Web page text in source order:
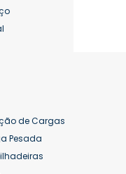
Valor
Preço
de Cargas
Pesada